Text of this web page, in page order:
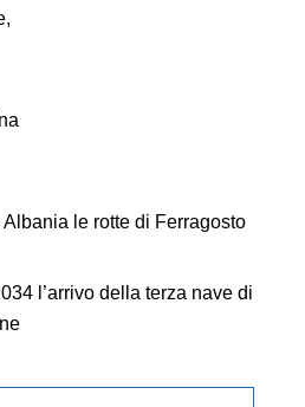
le rotte di Ferragosto
l’arrivo della terza nave di